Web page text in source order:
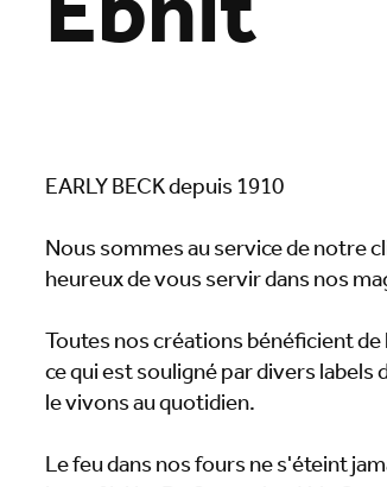
Ebnit
EARLY BECK depuis 1910
Nous sommes au service de notre
heureux de vous servir dans nos
Toutes nos créations bénéficient
ce qui est souligné par divers
le vivons au quotidien.
Le feu dans nos fours ne s'éteint